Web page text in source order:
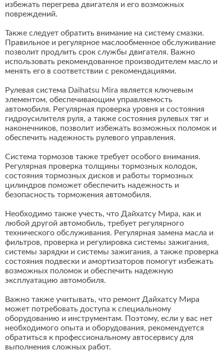
избежать перегрева двигателя и его возможных
повреждений.
Также следует обратить внимание на систему смазки.
Правильное и регулярное маслообменное обслуживание
позволит продлить срок службы двигателя. Важно
использовать рекомендованное производителем масло и
менять его в соответствии с рекомендациями.
Рулевая система Daihatsu Mira является ключевым
элементом, обеспечивающим управляемость
автомобиля. Регулярная проверка уровня и состояния
гидроусилителя руля, а также состояния рулевых тяг и
наконечников, позволит избежать возможных поломок и
обеспечить надежность рулевого управления.
Система тормозов также требует особого внимания.
Регулярная проверка толщины тормозных колодок,
состояния тормозных дисков и работы тормозных
цилиндров поможет обеспечить надежность и
безопасность торможения автомобиля.
Необходимо также учесть, что Дайхатсу Мира, как и
любой другой автомобиль, требует регулярного
технического обслуживания. Регулярная замена масла и
фильтров, проверка и регулировка системы зажигания,
системы зарядки и системы зажигания, а также проверка
состояния подвески и амортизаторов помогут избежать
возможных поломок и обеспечить надежную
эксплуатацию автомобиля.
Важно также учитывать, что ремонт Дайхатсу Мира
может потребовать доступа к специальному
оборудованию и инструментам. Поэтому, если у вас нет
необходимого опыта и оборудования, рекомендуется
обратиться к профессиональному автосервису для
выполнения сложных работ.